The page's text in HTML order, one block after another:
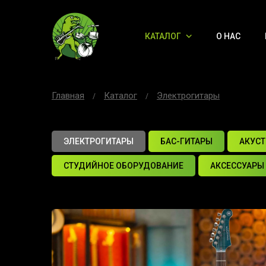
КАТАЛОГ О НАС
Главная Каталог Электрогитары
ЭЛЕКТРОГИТАРЫ БАС-ГИТАРЫ
СТУДИЙНОЕ ОБОРУДОВАНИЕ АКСЕССУАРЫ